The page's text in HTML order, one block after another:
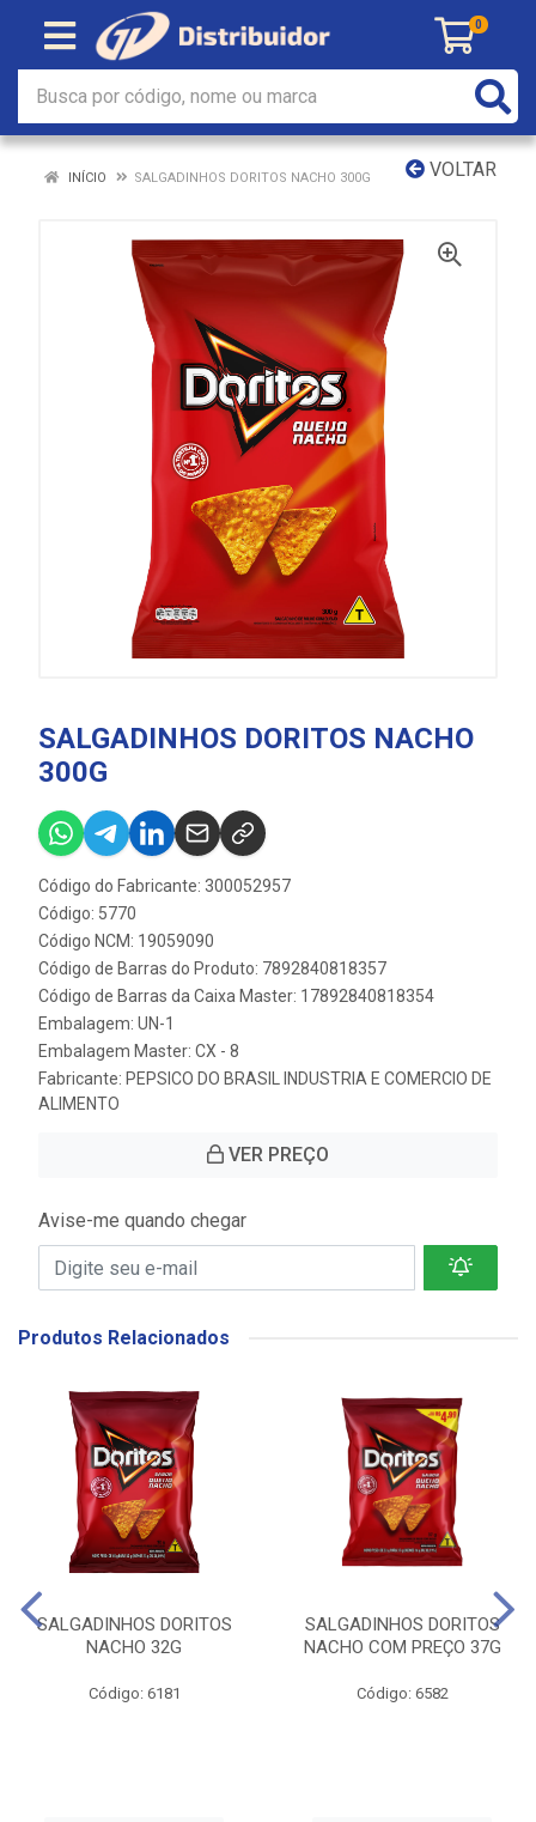
0
VOLTAR
INÍCIO SALGADINHOS DORITOS NACHO 300G
SALGADINHOS DORITOS NACHO
300G
Código do Fabricante: 300052957
Código: 5770
Código NCM: 19059090
Código de Barras do Produto: 7892840818357
Código de Barras da Caixa Master: 17892840818354
Embalagem: UN-1
Embalagem Master: CX - 8
Fabricante: PEPSICO DO BRASIL INDUSTRIA E COMERCIO DE
ALIMENTO
VER PREÇO
Avise-me quando chegar
Produtos Relacionados
SALGADINHOS DORITOS
NACHO 32G
Código: 6181
SALGADINHOS DORITOS
NACHO COM PREÇO 37G
Código: 6582